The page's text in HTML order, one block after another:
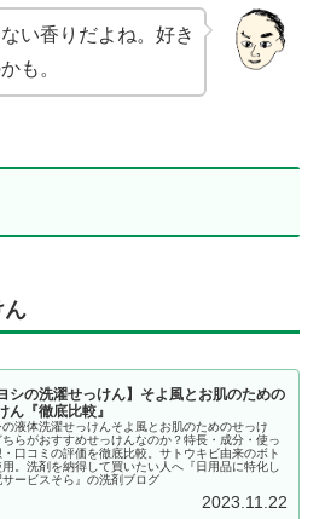
い香りだよね。好き
も。
ん
ヨシの洗濯せっけん】そよ風とお肌のための
ん『徹底比較』
の液体洗濯せっけんそよ風とお肌のためのせっけ
ちらがおすすめせっけんなのか？特長・成分・使っ
口コミの評価を徹底比較。サトウキビ由来のボト
用。洗剤を納得して買いたい人へ『日用品に特化し
サービスそら』の洗剤ブログ
2023.11.22